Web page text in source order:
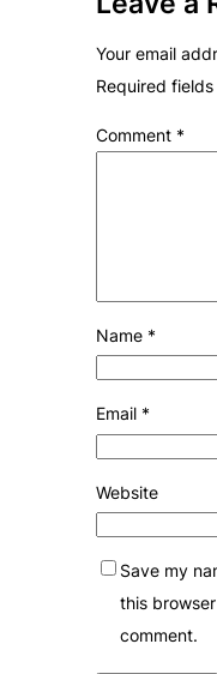
Your email
Required
Comment *
Name *
Email *
Website
Save my
this
comment.